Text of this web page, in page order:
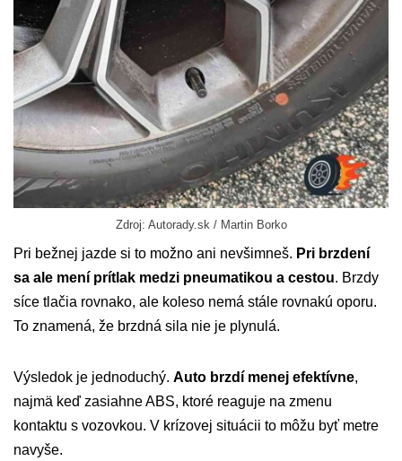
Zdroj: Autorady.sk / Martin Borko
Pri bežnej jazde si to možno ani nevšimneš. Pri brzdení
sa ale mení prítlak medzi pneumatikou a cestou. Brzdy
síce tlačia rovnako, ale koleso nemá stále rovnakú oporu.
To znamená, že brzdná sila nie je plynulá.
Výsledok je jednoduchý. Auto brzdí menej efektívne,
najmä keď zasiahne ABS, ktoré reaguje na zmenu
kontaktu s vozovkou. V krízovej situácii to môžu byť metre
navyše.